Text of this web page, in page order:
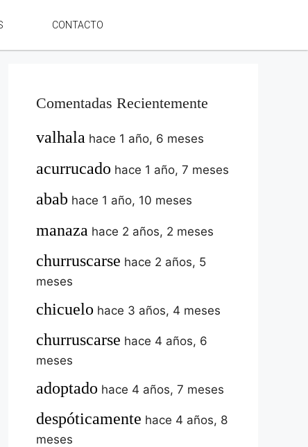
CONTACTO
Comentadas Recientemente
valhala hace 1 año, 6 meses
acurrucado hace 1 año, 7 meses
abab hace 1 año, 10 meses
manaza hace 2 años, 2 meses
churruscarse hace 2 años, 5
meses
chicuelo hace 3 años, 4 meses
churruscarse hace 4 años, 6
meses
adoptado hace 4 años, 7 meses
despóticamente hace 4 años, 8
meses